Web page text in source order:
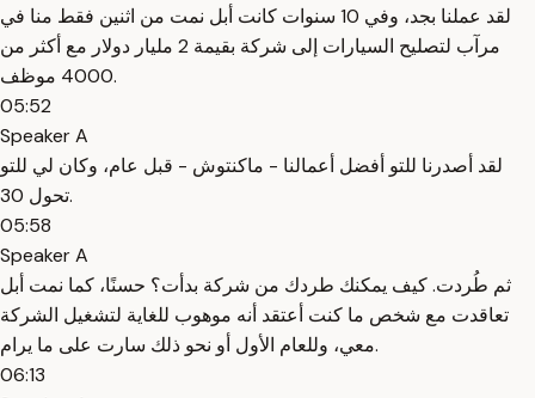
لقد عملنا بجد، وفي 10 سنوات كانت أبل نمت من اثنين فقط منا في
مرآب لتصليح السيارات إلى شركة بقيمة 2 مليار دولار مع أكثر من
4000 موظف.
05:52
Speaker A
لقد أصدرنا للتو أفضل أعمالنا - ماكنتوش - قبل عام، وكان لي للتو
تحول 30.
05:58
Speaker A
ثم طُردت. كيف يمكنك طردك من شركة بدأت؟ حسنًا، كما نمت أبل
تعاقدت مع شخص ما كنت أعتقد أنه موهوب للغاية لتشغيل الشركة
معي، وللعام الأول أو نحو ذلك سارت على ما يرام.
06:13